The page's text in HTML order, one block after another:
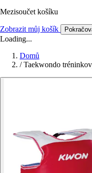
Mezisoučet košíku
Zobrazit můj košík
Loading...
Domů
/ Taekwondo